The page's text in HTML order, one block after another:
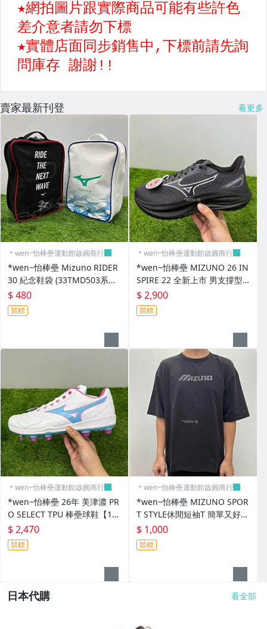
【配件】毛巾.水壺
【配件】護腕,頭帶
【配件】圍巾,護頸套
【各種運動防護配件】
其它
賣家最新刊登 看更多
＊wen~怡棒壘運動館啟圓商行
*wen~怡棒壘 Mizuno RIDER
30 紀念鞋袋 (33TMD503系列)
現貨特價中 下單前先詢問
$ 480
競標
＊wen~怡棒壘運動館啟圓商行
*wen~怡棒壘 MIZUNO 26 IN
SPIRE 22 全新上市 男支撐型
慢跑鞋 (J1GC264556)現貨特價
$ 2,900
競標
＊wen~怡棒壘運動館啟圓商行
*wen~怡棒壘 26年 美津濃 PR
O SELECT TPU 棒壘球鞋【11
$ 2,470
競標
＊wen~怡棒壘運動館啟圓商行
*wen~怡棒壘 MIZUNO SPOR
T STYLE休閒短袖T 簡單又好看
【D2TAD50209】現貨特價中
先詢問
$ 1,000
競標
日本代購 看全部